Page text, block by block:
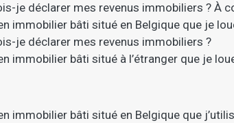
je déclarer mes revenus immobiliers ? À
immobilier bâti situé en Belgique que je
je déclarer mes revenus immobiliers ?
immobilier bâti situé à l’étranger que je
immobilier bâti situé en Belgique que